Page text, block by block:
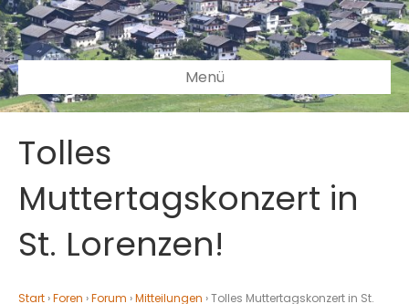
Menü
Tolles
Muttertagskonzert in
St. Lorenzen!
Start ›Foren ›Forum ›Mitteilungen ›Tolles Muttertagskonzert in St.